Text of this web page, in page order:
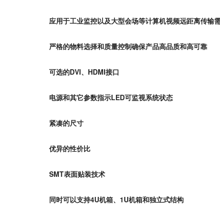
应用于工业监控以及大型会场等计算机视频远距离传输
严格的物料选择和质量控制确保产品高品质和高可靠
可选的DVI、 HDMI接口
电源和其它参数指示LED可监视系统状态
紧凑的尺寸
优异的性价比
SMT表面贴装技术
同时可以支持4U机箱、 1U机箱和独立式结构